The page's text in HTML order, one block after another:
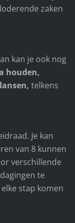
zaken
kan je ook nog
houden,
telkens
Je kan
van 8 kunnen
verschillende
te
stap komen